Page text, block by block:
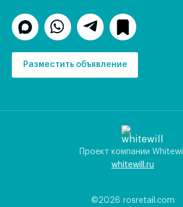
Разместить объявление
©2026 rosretail.com
Проект компании Whitewill
whitewill.ru